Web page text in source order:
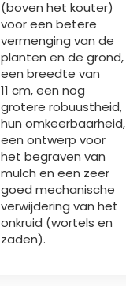
Slovenija
Lietuvių kalba
Česká republika
Srpski
Yкраїнська мова
(boven het kouter)
voor een betere
vermenging van de
planten en de grond,
een breedte van
11 cm, een nog
grotere robuustheid,
hun omkeerbaarheid,
een ontwerp voor
het begraven van
mulch en een zeer
goed mechanische
verwijdering van het
onkruid (wortels en
zaden).